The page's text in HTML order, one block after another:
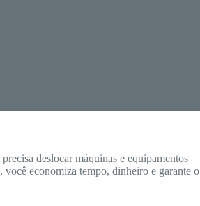
deslocar máquinas e equipamentos
você economiza tempo, dinheiro e garante o